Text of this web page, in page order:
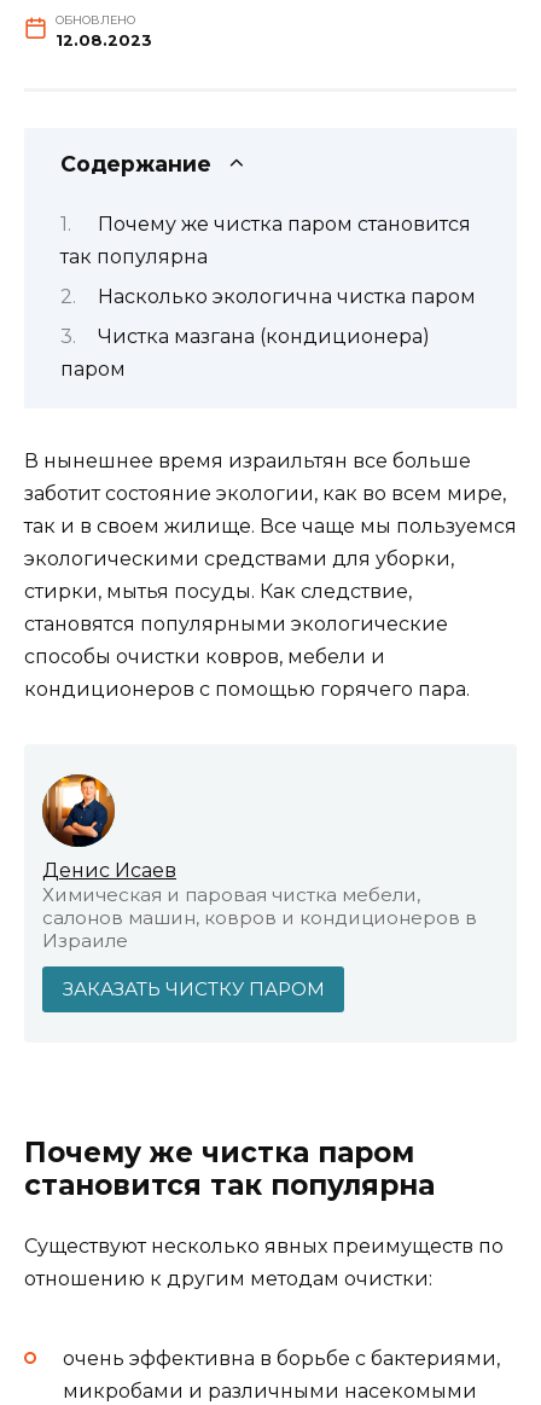
ОБНОВЛЕНО
12.08.2023
Содержание
Почему же чистка паром становится
так популярна
Насколько экологична чистка паром
Чистка мазгана (кондиционера)
паром
В нынешнее время израильтян все больше
заботит состояние экологии, как во всем мире,
так и в своем жилище. Все чаще мы пользуемся
экологическими средствами для уборки,
стирки, мытья посуды. Как следствие,
становятся популярными экологические
способы очистки ковров, мебели и
кондиционеров с помощью горячего пара.
Денис Исаев
Химическая и паровая чистка мебели,
салонов машин, ковров и кондиционеров в
Израиле
ЗАКАЗАТЬ ЧИСТКУ ПАРОМ
Почему же чистка паром
становится так популярна
Существуют несколько явных преимуществ по
отношению к другим методам очистки:
очень эффективна в борьбе с бактериями,
микробами и различными насекомыми